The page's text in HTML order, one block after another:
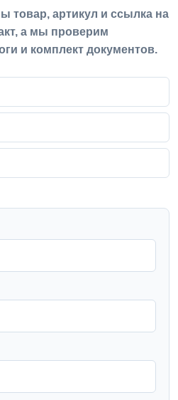
товар, артикул и ссылка на
а мы проверим
и комплект документов.